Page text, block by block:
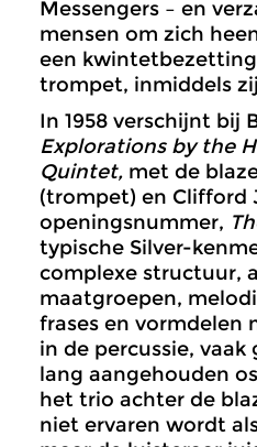
Messengers – en
mensen om zich
een
trompet, inmiddels
In 1958 verschijnt bij
Explorations by the
Quintet, met de
(trompet) en Clifford
openingsnummer,
typische Silver-
complexe structuur,
maatgroepen,
frases en vormdelen
in de percussie,
lang aangehouden
het trio achter de
niet ervaren wordt als